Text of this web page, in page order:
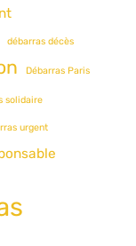
débarras décès
Débarras Paris
solidaire
urgent